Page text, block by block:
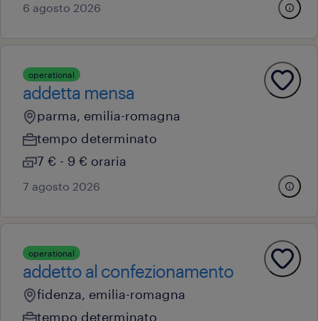
6 agosto 2026
operational
addetta mensa
parma, emilia-romagna
tempo determinato
7 € - 9 € oraria
7 agosto 2026
operational
addetto al confezionamento
fidenza, emilia-romagna
tempo determinato